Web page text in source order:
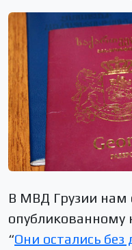
В МВД Грузии нам
опубликованному
“Они остались без